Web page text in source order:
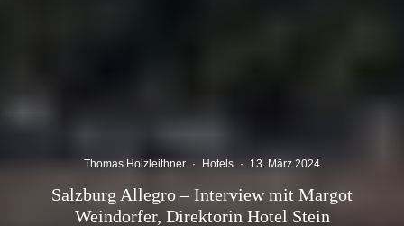
Thomas Holzleithner · Hotels · 13. März 2024
Salzburg Allegro – Interview mit Margot
Weindorfer, Direktorin Hotel Stein